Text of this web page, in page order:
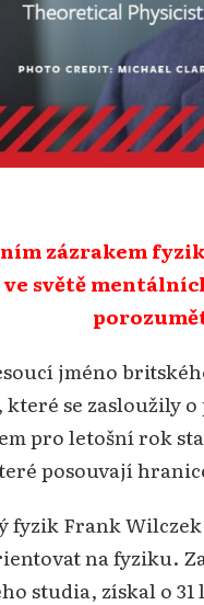
zázrakem
světě
jméno
které se zasloužily
pro letošní rok
posouvají
fyzik Frank Wilczek
na fyziku.
studia, získal o